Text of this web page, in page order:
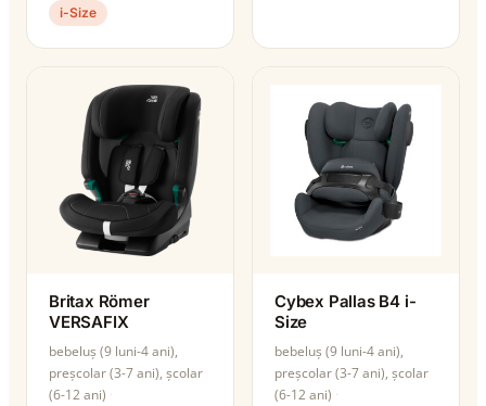
i-Size
Britax Römer
VERSAFIX
bebeluș (9 luni-4 ani),
preșcolar (3-7 ani), școlar
(6-12 ani)
Cybex Pallas B4 i-
Size
bebeluș (9 luni-4 ani),
preșcolar (3-7 ani), școlar
(6-12 ani)